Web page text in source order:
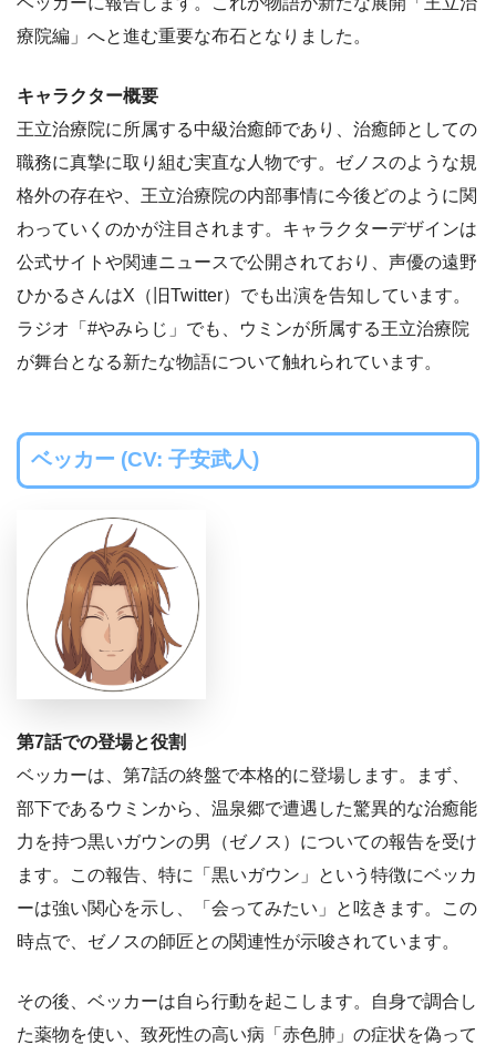
療院編」へと進む重要な布石となりました。
キャラクター概要
王立治療院に所属する中級治癒師であり、治癒師としての
職務に真摯に取り組む実直な人物です。ゼノスのような規
格外の存在や、王立治療院の内部事情に今後どのように関
わっていくのかが注目されます。キャラクターデザインは
公式サイトや関連ニュースで公開されており、声優の遠野
ひかるさんはX（旧Twitter）でも出演を告知しています。
ラジオ「#やみらじ」でも、ウミンが所属する王立治療院
が舞台となる新たな物語について触れられています。
ベッカー (CV: 子安武人)
第7話での登場と役割
ベッカーは、第7話の終盤で本格的に登場します。まず、
部下であるウミンから、温泉郷で遭遇した驚異的な治癒能
力を持つ黒いガウンの男（ゼノス）についての報告を受け
ます。この報告、特に「黒いガウン」という特徴にベッカ
ーは強い関心を示し、「会ってみたい」と呟きます。この
時点で、ゼノスの師匠との関連性が示唆されています。
その後、ベッカーは自ら行動を起こします。自身で調合し
た薬物を使い、致死性の高い病「赤色肺」の症状を偽って